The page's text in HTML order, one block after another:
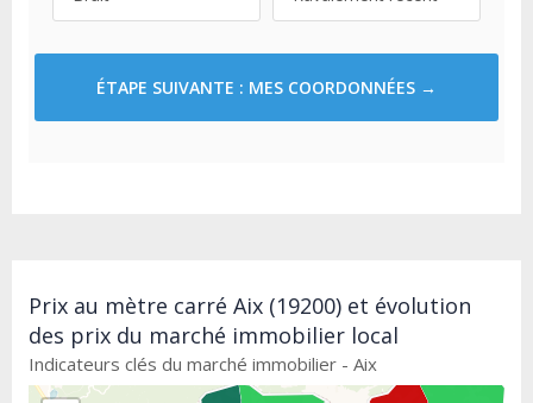
ÉTAPE SUIVANTE : MES COORDONNÉES →
Prix au mètre carré Aix (19200) et évolution
des prix du marché immobilier local
Indicateurs clés du marché immobilier - Aix